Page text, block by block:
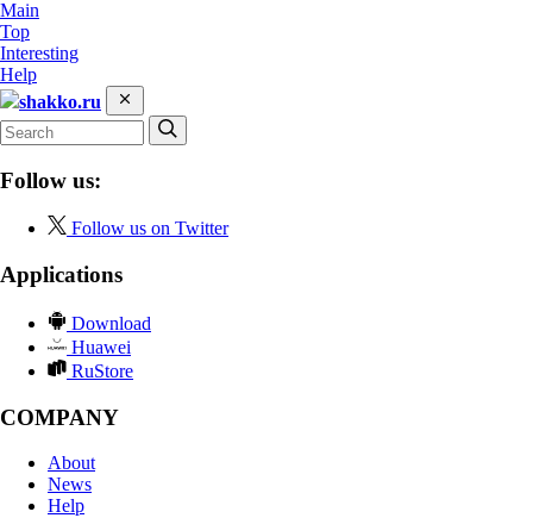
Main
Top
Interesting
Help
shakko.ru
Follow us:
Follow us on Twitter
Applications
Download
Huawei
RuStore
COMPANY
About
News
Help